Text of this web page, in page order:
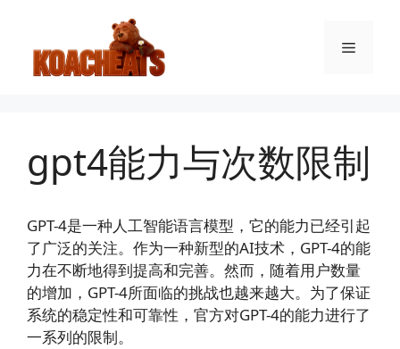
菜
gpt4能力与次数限制
GPT-4是一种人工智能语言模型，它的能力已经引起
了广泛的关注。作为一种新型的AI技术，GPT-4的能
力在不断地得到提高和完善。然而，随着用户数量
的增加，GPT-4所面临的挑战也越来越大。为了保证
系统的稳定性和可靠性，官方对GPT-4的能力进行了
一系列的限制。